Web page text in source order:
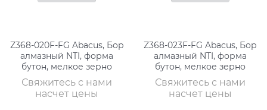
Z368-020F-FG Abacus, Бор
алмазный NTI, форма
бутон, мелкое зерно
Свяжитесь с нами
насчет цены
Z368-023F-FG Abacus, Бор
алмазный NTI, форма
бутон, мелкое зерно
Свяжитесь с нами
насчет цены